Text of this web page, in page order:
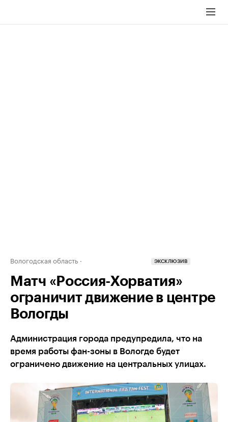
Вологодская область ЭКСКЛЮЗИВ
Матч «Россия-Хорватия»
ограничит движение в центре
Вологды
Администрация города предупредила, что на
время работы фан-зоны в Вологде будет
ограничено движение на центральных улицах.